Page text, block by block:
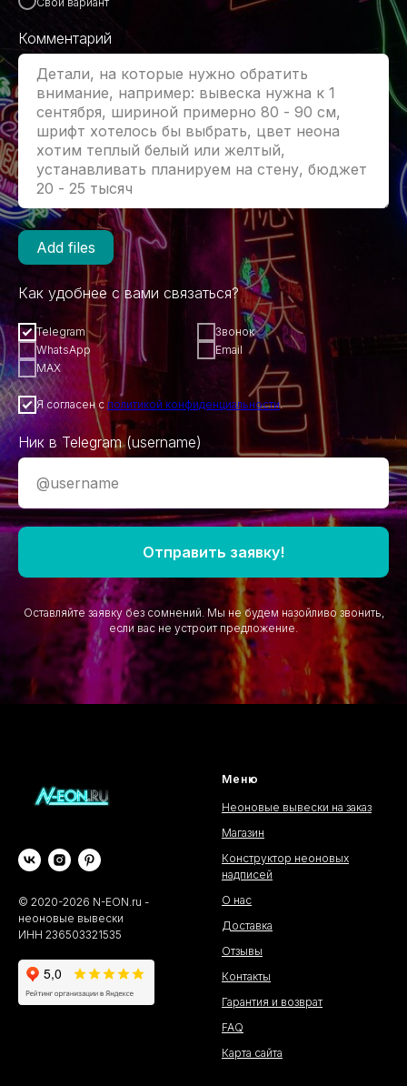
Комментарий
Add files
Как удобнее с вами связаться?
Telegram
Звонок
WhatsApp
Email
MAX
Я согласен с политикой конфиденциальности.
Ник в Telegram (username)
Отправить заявку!
Оставляйте заявку без сомнений. Мы не будем назойливо звонить,
если вас не устроит предложение.
© 2020-2026 N-EON.ru -
неоновые вывески
ИНН 236503321535
Меню
Неоновые вывески на заказ
Магазин
Конструктор неоновых
надписей
О нас
Доставка
Отзывы
Контакты
Гарантия и возврат
FAQ
Карта сайта